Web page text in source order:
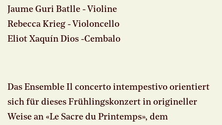
Jaume Guri Batlle - Violine
Rebecca Krieg - Violoncello
Eliot Xaquín Dios -Cembalo
Das Ensemble Il concerto intempestivo orientiert
sich für dieses Frühlingskonzert in origineller
Weise an «Le Sacre du Printemps», dem